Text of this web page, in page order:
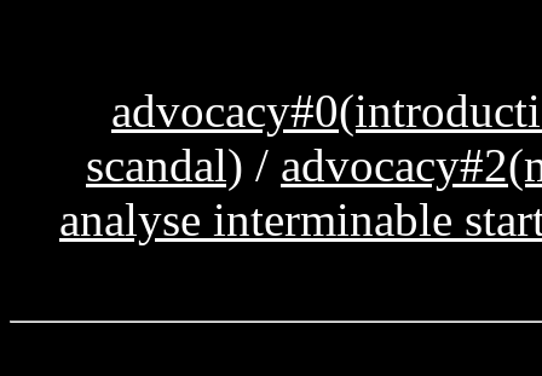
scandal) /
analyse interminable